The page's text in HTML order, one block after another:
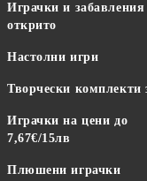
Играчки и забавления
открито
Настолни игри
Творчески комплекти
Играчки на цени до
7,67€/15лв
Плюшени играчки